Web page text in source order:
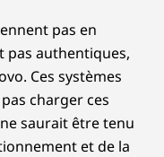
pas en
pas authentiques,
Ces systèmes
charger ces
saurait être tenu
et de la